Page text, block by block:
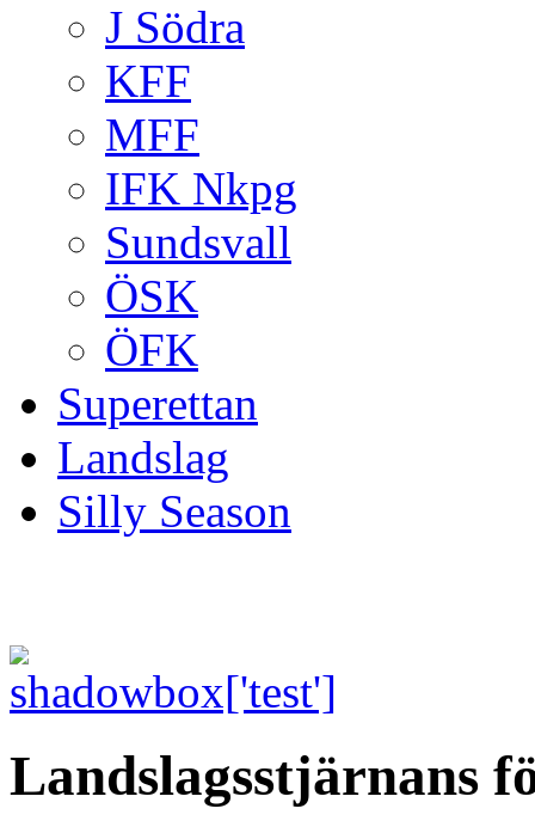
J Södra
KFF
MFF
IFK Nkpg
Sundsvall
ÖSK
ÖFK
Superettan
Landslag
Silly Season
Landslagsstjärnans